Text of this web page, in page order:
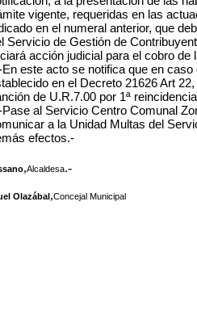
vigente, requeridas en las
en el numeral anterior, que
Servicio de Gestión de
acción judicial para el cobro de
En este acto se notifica que en
en el Decreto 21626 Art
de U.R.7.00 por 1ª
Pase al Servicio Centro Comunal
a la Unidad Multas del
efectos.-
,Alcaldesa.-
Olazábal,Concejal Municipal